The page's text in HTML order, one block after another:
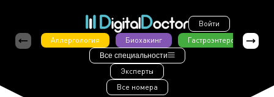
Войти
Аллергология
Биохакинг Гастроэнтерология
Все специальности
Эксперты
Все номера